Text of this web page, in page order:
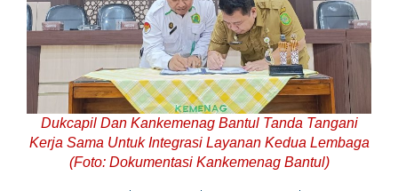
Dukcapil Dan Kankemenag Bantul Tanda Tangani
Kerja Sama Untuk Integrasi Layanan Kedua Lembaga
(Foto: Dokumentasi Kankemenag Bantul)